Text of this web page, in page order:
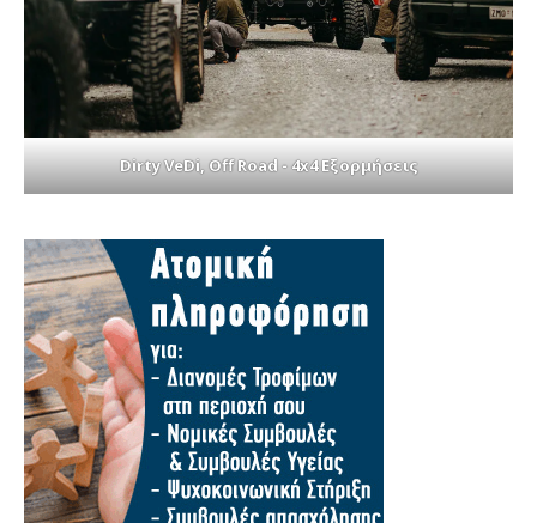
Dirty VeDi, Off Road - 4x4 Εξορμήσεις